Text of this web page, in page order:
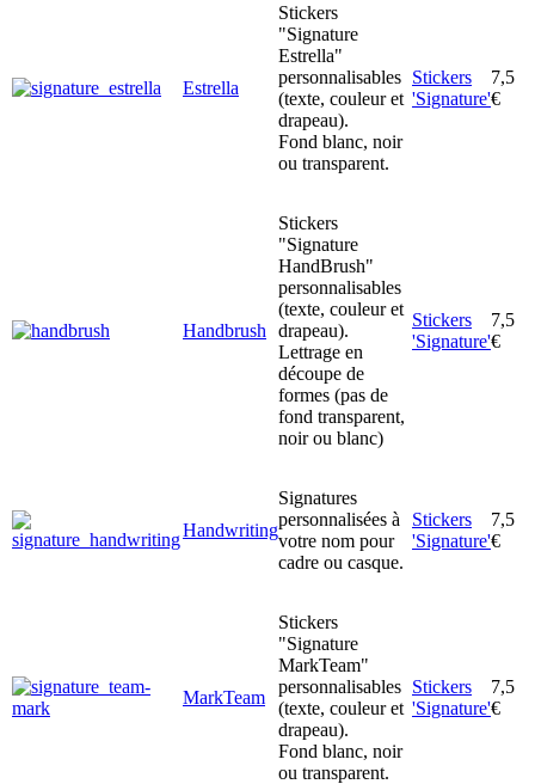
Estrella
Stickers
"Signature
Estrella"
personnalisables
(texte, couleur et
drapeau).
Fond blanc, noir
ou transparent.
Stickers
'Signature'
7,5
€
Handbrush
Stickers
"Signature
HandBrush"
personnalisables
(texte, couleur et
drapeau).
Lettrage en
découpe de
formes (pas de
fond transparent,
noir ou blanc)
Stickers
'Signature'
7,5
€
Handwriting
Signatures
personnalisées à
votre nom pour
cadre ou casque.
Stickers
'Signature'
7,5
€
MarkTeam
Stickers
"Signature
MarkTeam"
personnalisables
(texte, couleur et
drapeau).
Fond blanc, noir
ou transparent.
Stickers
'Signature'
7,5
€